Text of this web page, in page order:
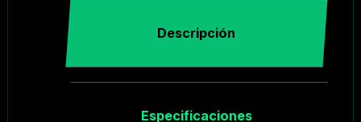
Descripción
Especificaciones